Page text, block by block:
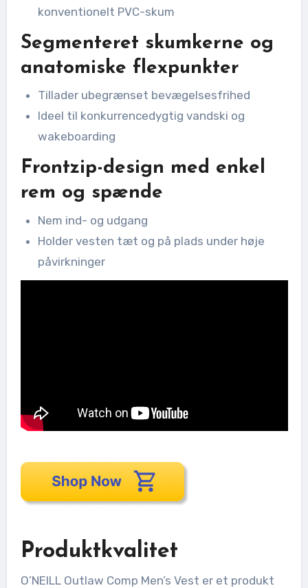
konventionelt PVC-skum
Segmenteret skumkerne og
anatomiske flexpunkter
Tillader ubegrænset bevægelsesfrihed
Ideel til konkurrencedygtig vandski og
wakeboarding
Frontzip-design med enkel
rem og spænde
Nem ind- og udgang
Holder vesten tæt og på plads under høje
påvirkninger
Produktkvalitet
O’NEILL Outlaw Comp Men’s Vest er et produkt